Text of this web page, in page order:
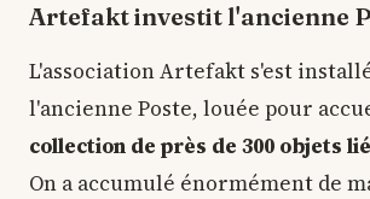
Artefakt investit l'ancienne
L'association Artefakt s'est
l'ancienne Poste, louée pour
collection de près de 300 objets
On a accumulé énormément de